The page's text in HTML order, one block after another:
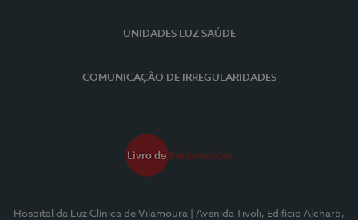
UNIDADES LUZ SAÚDE
COMUNICAÇÃO DE IRREGULARIDADES
Hospital da Luz Clínica de Vilamoura
| Avenida Tivoli, Edifício Alcharb,